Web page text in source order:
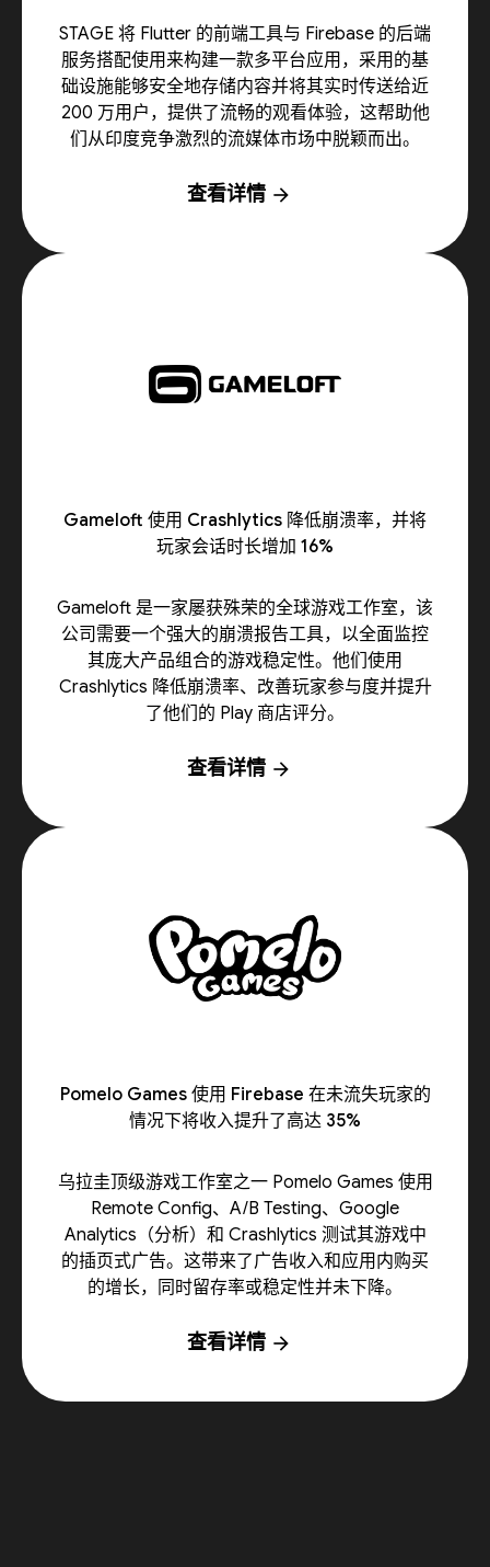
STAGE 将 Flutter 的前端工具与 Firebase 的后端
服务搭配使用来构建一款多平台应用，采用的基
础设施能够安全地存储内容并将其实时传送给近
200 万用户，提供了流畅的观看体验，这帮助他
们从印度竞争激烈的流媒体市场中脱颖而出。
查看详情 arrow_forward
Gameloft 使用 Crashlytics 降低崩溃率，并将
玩家会话时长增加 16%
Gameloft 是一家屡获殊荣的全球游戏工作室，该
公司需要一个强大的崩溃报告工具，以全面监控
其庞大产品组合的游戏稳定性。他们使用
Crashlytics 降低崩溃率、改善玩家参与度并提升
了他们的 Play 商店评分。
查看详情 arrow_forward
Pomelo Games 使用 Firebase 在未流失玩家的
情况下将收入提升了高达 35%
乌拉圭顶级游戏工作室之一 Pomelo Games 使用
Remote Config、A/B Testing、Google
Analytics（分析）和 Crashlytics 测试其游戏中
的插页式广告。这带来了广告收入和应用内购买
的增长，同时留存率或稳定性并未下降。
查看详情 arrow_forward